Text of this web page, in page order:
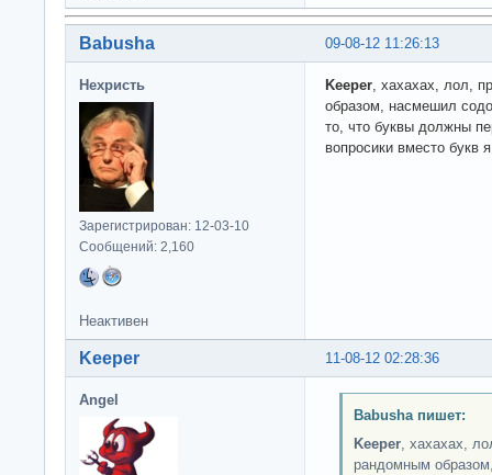
09-08-12 11:26:13
Babusha
Нехристь
Зарегистрирован: 12-03-10
Сообщений: 2,160
Keeper, хахахах, лол,
образом, насмешил
то, что буквы должны
вопросики вместо
Неактивен
11-08-12 02:28:36
Keeper
Angel
Babusha пишет:
Keeper, хахахах,
рандомным